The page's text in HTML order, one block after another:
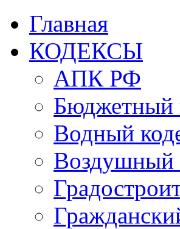
Главная
КОДЕКСЫ
АПК РФ
Бюджетный
Водный
Воздушный